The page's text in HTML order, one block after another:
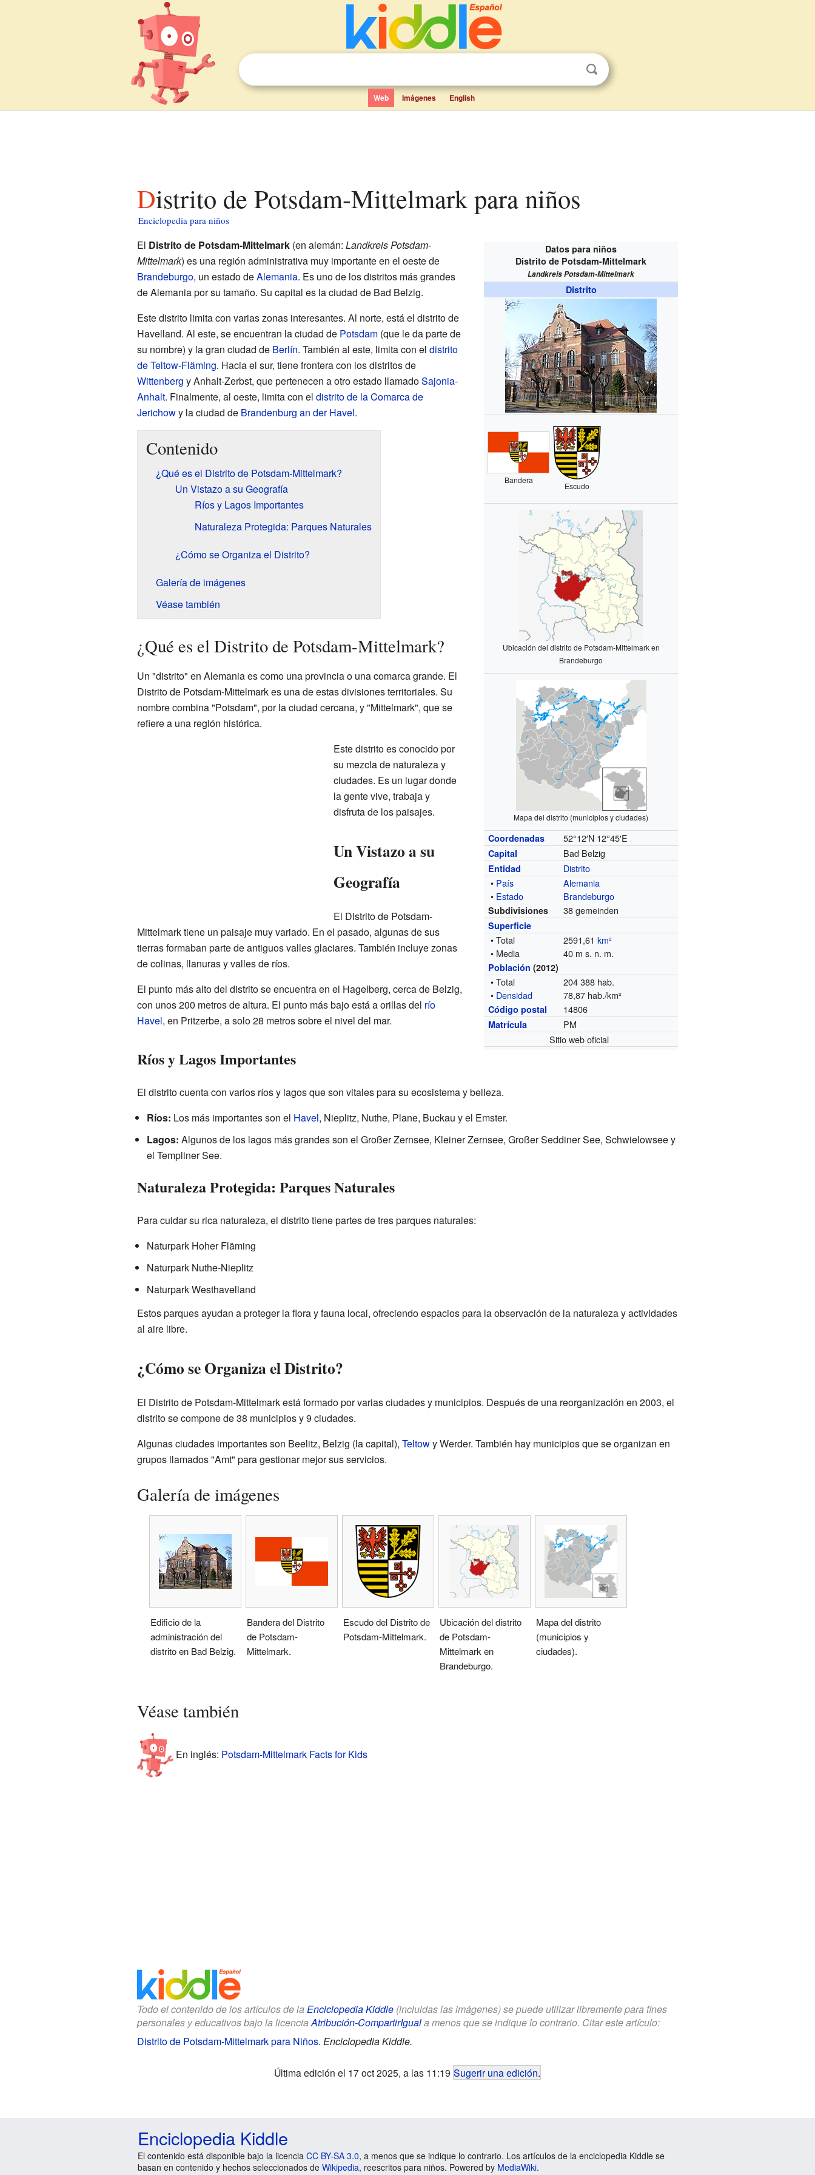
Web Imágenes English
Distrito de Potsdam-Mittelmark para niños
Enciclopedia para niños
Datos para niños
Distrito de Potsdam-Mittelmark
Landkreis Potsdam-Mittelmark
Distrito
Bandera
Escudo
Ubicación del distrito de Potsdam-Mittelmark en
Brandeburgo
Mapa del distrito (municipios y ciudades)
Coordenadas 52°12′N 12°45′E
Capital Bad Belzig
Entidad
Distrito
• País
Alemania
• Estado Brandeburgo
Subdivisiones 38 gemeinden
Superficie
• Total 2591,61km²
• Media
40 m s. n. m.
Población (2012)
• Total
204 388 hab.
• Densidad 78,87 hab./km²
Código postal 14806
Matrícula
PM
Sitio web oficial
El Distrito de Potsdam-Mittelmark(en alemán: Landkreis Potsdam-
Mittelmark) es una región administrativa muy importante en el oeste de
Brandeburgo, un estado deAlemania. Es uno de los distritos más grandes
de Alemania por su tamaño. Su capital es la ciudad de Bad Belzig.
Este distrito limita con varias zonas interesantes. Al norte, está el distrito de
Havelland. Al este, se encuentran la ciudad de Potsdam(que le da parte de
su nombre) y la gran ciudad de Berlín. También al este, limita con el distrito
de Teltow-Fläming. Hacia el sur, tiene frontera con los distritos de
Wittenberg y Anhalt-Zerbst, que pertenecen a otro estado llamadoSajonia-
Anhalt. Finalmente, al oeste, limita con el distrito de la Comarca de
Jerichowy la ciudad de Brandenburg an der Havel.
Contenido
¿Qué es el Distrito de Potsdam-Mittelmark?
Un Vistazo a su Geografía
Ríos y Lagos Importantes
Naturaleza Protegida: Parques Naturales
¿Cómo se Organiza el Distrito?
Galería de imágenes
Véase también
¿Qué es el Distrito de Potsdam-Mittelmark?
Un "distrito" en Alemania es como una provincia o una comarca grande. El
Distrito de Potsdam-Mittelmark es una de estas divisiones territoriales. Su
nombre combina "Potsdam", por la ciudad cercana, y "Mittelmark", que se
refiere a una región histórica.
Este distrito es conocido por
su mezcla de naturaleza y
ciudades. Es un lugar donde
la gente vive, trabaja y
disfruta de los paisajes.
Un Vistazo a su
Geografía
El Distrito de Potsdam-
Mittelmark tiene un paisaje muy variado. En el pasado, algunas de sus
tierras formaban parte de antiguos valles glaciares. También incluye zonas
de colinas, llanuras y valles de ríos.
El punto más alto del distrito se encuentra en el Hagelberg, cerca de Belzig,
con unos 200 metros de altura. El punto más bajo está a orillas del río
Havel, en Pritzerbe, a solo 28 metros sobre el nivel del mar.
Ríos y Lagos Importantes
El distrito cuenta con varios ríos y lagos que son vitales para su ecosistema y belleza.
Ríos: Los más importantes son el Havel, Nieplitz, Nuthe, Plane, Buckau y el Emster.
Lagos: Algunos de los lagos más grandes son el Großer Zernsee, Kleiner Zernsee, Großer Seddiner See, Schwielowsee y
el Templiner See.
Naturaleza Protegida: Parques Naturales
Para cuidar su rica naturaleza, el distrito tiene partes de tres parques naturales:
Naturpark Hoher Fläming
Naturpark Nuthe-Nieplitz
Naturpark Westhavelland
Estos parques ayudan a proteger la flora y fauna local, ofreciendo espacios para la observación de la naturaleza y actividades
al aire libre.
¿Cómo se Organiza el Distrito?
El Distrito de Potsdam-Mittelmark está formado por varias ciudades y municipios. Después de una reorganización en 2003, el
distrito se compone de 38 municipios y 9 ciudades.
Algunas ciudades importantes son Beelitz, Belzig (la capital), Teltowy Werder. También hay municipios que se organizan en
grupos llamados "Amt" para gestionar mejor sus servicios.
Galería de imágenes
Edificio de la
administración del
distrito en Bad Belzig.
Bandera del Distrito
de Potsdam-
Mittelmark.
Escudo del Distrito de
Potsdam-Mittelmark.
Ubicación del distrito
de Potsdam-
Mittelmark en
Brandeburgo.
Mapa del distrito
(municipios y
ciudades).
Véase también
En inglés: Potsdam-Mittelmark Facts for Kids
Todo el contenido de los artículos de la Enciclopedia Kiddle(incluidas las imágenes) se puede utilizar libremente para fines
personales y educativos bajo la licencia Atribución-CompartirIguala menos que se indique lo contrario. Citar este artículo:
Distrito de Potsdam-Mittelmark para Niños. Enciclopedia Kiddle.
Última edición el 17 oct 2025, a las 11:19 Sugerir una edición.
Enciclopedia Kiddle
El contenido está disponible bajo la licencia CC BY-SA 3.0, a menos que se indique lo contrario. Los artículos de la enciclopedia Kiddle se
basan en contenido y hechos seleccionados de Wikipedia, reescritos para niños. Powered by MediaWiki.